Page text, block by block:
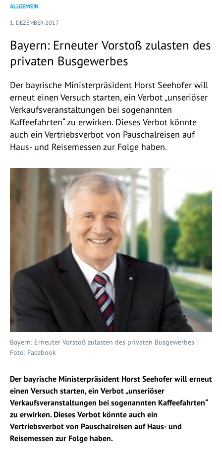
ALLGEMEIN
1. DEZEMBER 2017
Bayern: Erneuter Vorstoß zulasten des
privaten Busgewerbes
Der bayrische Ministerpräsident Horst Seehofer will
erneut einen Versuch starten, ein Verbot „unseriöser
Verkaufsveranstaltungen bei sogenannten
Kaffeefahrten“ zu erwirken. Dieses Verbot könnte
auch ein Vertriebsverbot von Pauschalreisen auf
Haus- und Reisemessen zur Folge haben.
Bayern: Erneuter Vorstoß zulasten des privaten Busgewerbes |
Foto: Facebook
Der bayrische Ministerpräsident Horst Seehofer will erneut
einen Versuch starten, ein Verbot „unseriöser
Verkaufsveranstaltungen bei sogenannten Kaffeefahrten“
zu erwirken. Dieses Verbot könnte auch ein
Vertriebsverbot von Pauschalreisen auf Haus- und
Reisemessen zur Folge haben.